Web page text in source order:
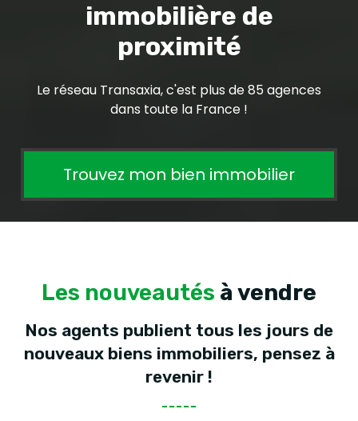
immobilière de
proximité
Le réseau Transaxia, c'est plus de 85 agences
dans toute la France !
Trouvez mon bien immobilier
Les nouveautés à vendre
Nos agents publient tous les jours de
nouveaux biens immobiliers, pensez à
revenir !